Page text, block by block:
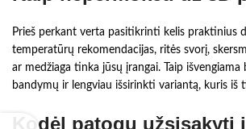
Prieš perkant verta pasitikrinti kelis praktinius
temperatūrų rekomendacijas, ritės svorį,
ar medžiaga tinka jūsų įrangai. Taip išvengiama
bandymų ir lengviau išsirinkti variantą, kuris iš
Kodėl patogu užsisakyti